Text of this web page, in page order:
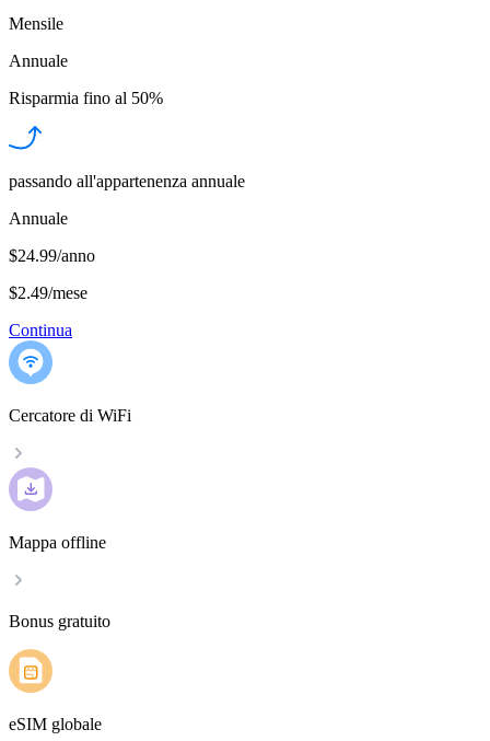
Mensile
Annuale
Risparmia fino al 50%
passando all'appartenenza annuale
Annuale
$24.99/anno
$2.49/mese
Continua
Cercatore di WiFi
Mappa offline
Bonus gratuito
eSIM globale